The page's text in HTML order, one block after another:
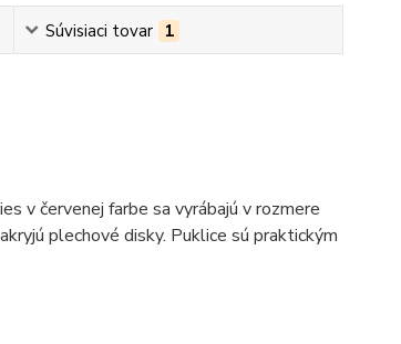
Súvisiaci tovar 1
v červenej farbe sa vyrábajú v rozmere
plechové disky. Puklice sú praktickým